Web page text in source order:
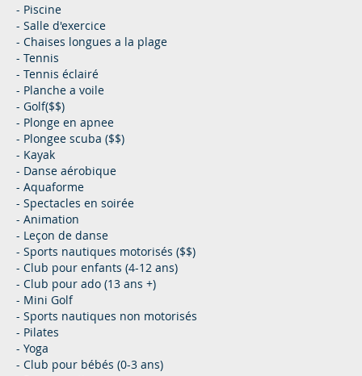
- Piscine
- Salle d'exercice
- Chaises longues a la plage
- Tennis
- Tennis éclairé
- Planche a voile
- Golf($$)
- Plonge en apnee
- Plongee scuba ($$)
- Kayak
- Danse aérobique
- Aquaforme
- Spectacles en soirée
- Animation
- Leçon de danse
- Sports nautiques motorisés ($$)
- Club pour enfants (4-12 ans)
- Club pour ado (13 ans +)
- Mini Golf
- Sports nautiques non motorisés
- Pilates
- Yoga
- Club pour bébés (0-3 ans)